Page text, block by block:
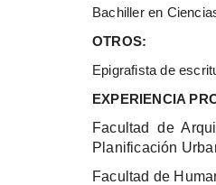
Bachiller en
OTROS:
Epigrafista de
EXPERIENCIA
Facultad de
Planificación
Facultad de